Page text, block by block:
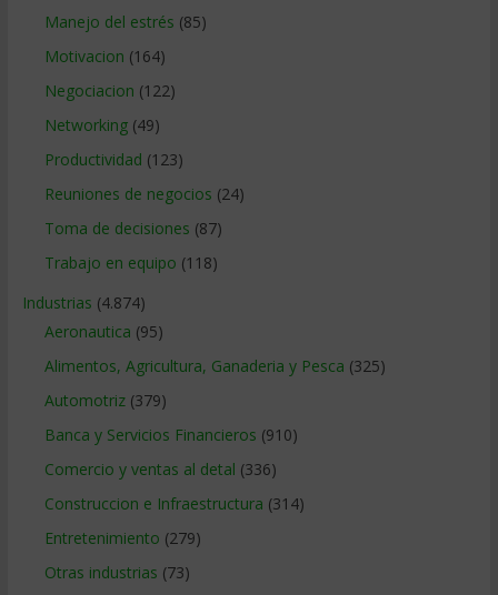
Manejo del estrés (85)
Motivacion (164)
Negociacion (122)
Networking(49)
Productividad (123)
Reuniones de negocios (24)
Toma de decisiones (87)
Trabajo en equipo (118)
Industrias (4.874)
Aeronautica (95)
Alimentos, Agricultura, Ganaderia y Pesca (325)
Automotriz(379)
Banca y Servicios Financieros (910)
Comercio y ventas al detal (336)
Construccion e Infraestructura (314)
Entretenimiento (279)
Otras industrias (73)